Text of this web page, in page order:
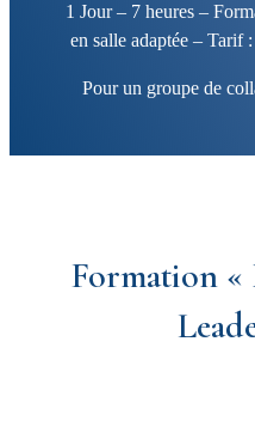
​1 Jour – 7 heures –
en salle adaptée – Tarif
Pour un groupe de
Formation «